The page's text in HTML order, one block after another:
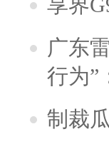
广东
行为”
制裁